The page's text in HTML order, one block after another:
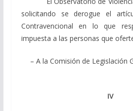
solicitando se derogue el
Contravencional en lo que
impuesta a las personas que
– A la Comisión de Legislación
IV